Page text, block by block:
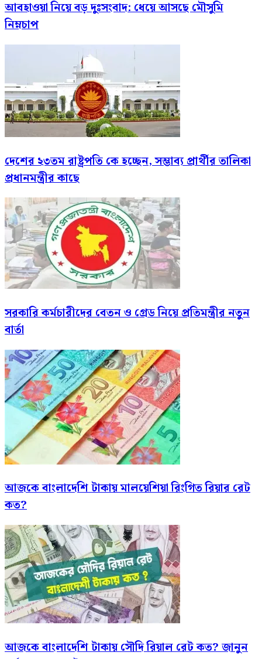
আবহাওয়া নিয়ে বড় দুঃসংবাদ: ধেয়ে আসছে মৌসুমি
নিম্নচাপ
দেশের ২৩তম রাষ্ট্রপতি কে হচ্ছেন, সম্ভাব্য প্রার্থীর তালিকা
প্রধানমন্ত্রীর কাছে
সরকারি কর্মচারীদের বেতন ও গ্রেড নিয়ে প্রতিমন্ত্রীর নতুন
বার্তা
আজকে বাংলাদেশি টাকায় মালয়েশিয়া রিংগিত রিয়ার রেট
কত?
আজকে বাংলাদেশি টাকায় সৌদি রিয়াল রেট কত? জানুন